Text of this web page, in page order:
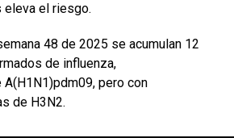
eleva el riesgo.
48 de 2025 se acumulan 12
de influenza,
pero con
de H3N2.